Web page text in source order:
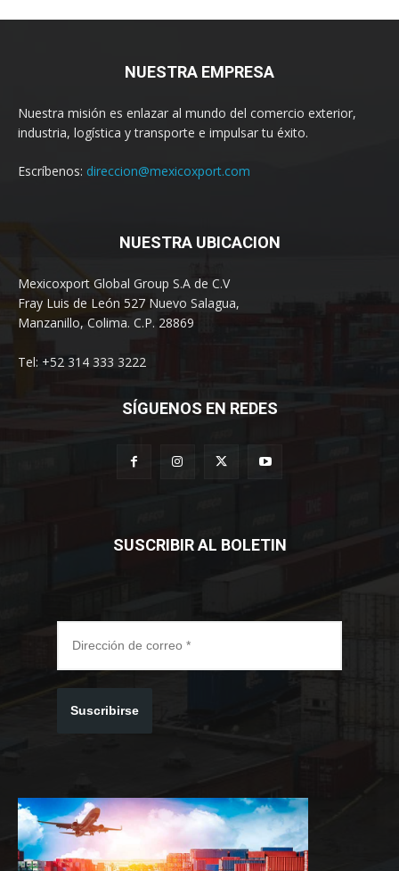
NUESTRA EMPRESA
Nuestra misión es enlazar al mundo del comercio exterior,
industria, logística y transporte e impulsar tu éxito.
Escríbenos: direccion@mexicoxport.com
NUESTRA UBICACION
Mexicoxport Global Group S.A de C.V
Fray Luis de León 527 Nuevo Salagua,
Manzanillo, Colima. C.P. 28869
Tel: +52 314 333 3222
SÍGUENOS EN REDES
SUSCRIBIR AL BOLETIN
Suscribirse